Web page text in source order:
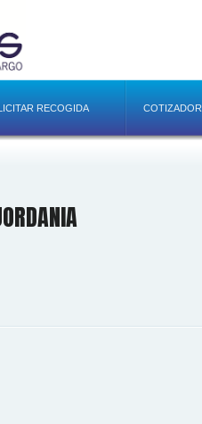
RECOGIDA COTIZADOR